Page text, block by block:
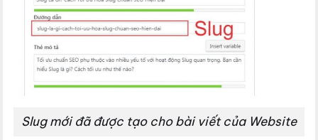
Slug mới đã được tạo cho bài viết của Website